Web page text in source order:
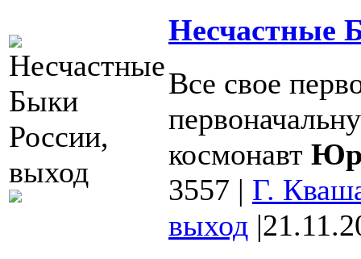
Несчастные
Все свое
космонавт
3557 | Г.
выход |